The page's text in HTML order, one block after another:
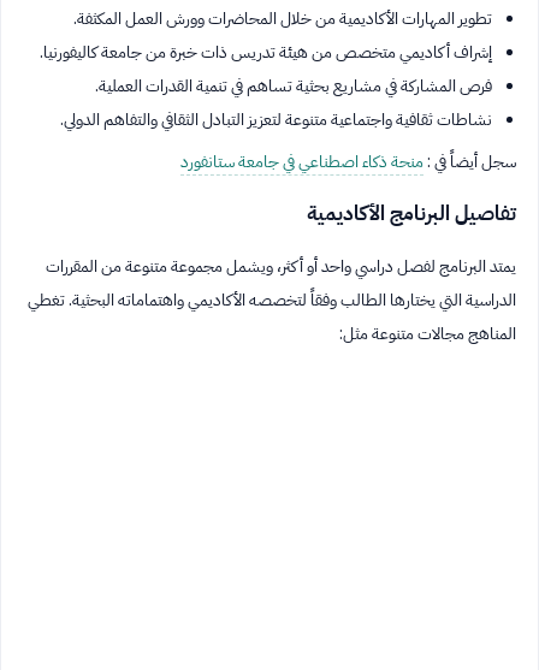
تطوير المهارات الأكاديمية من خلال المحاضرات وورش العمل المكثفة.
إشراف أكاديمي متخصص من هيئة تدريس ذات خبرة من جامعة كاليفورنيا.
فرص المشاركة في مشاريع بحثية تساهم في تنمية القدرات العملية.
نشاطات ثقافية واجتماعية متنوعة لتعزيز التبادل الثقافي والتفاهم الدولي.
سجل أيضاً في :منحة ذكاء اصطناعي في جامعة ستانفورد
تفاصيل البرنامج الأكاديمية
يمتد البرنامج لفصل دراسي واحد أو أكثر، ويشمل مجموعة متنوعة من المقررات
الدراسية التي يختارها الطالب وفقاً لتخصصه الأكاديمي واهتماماته البحثية. تغطي
المناهج مجالات متنوعة مثل: